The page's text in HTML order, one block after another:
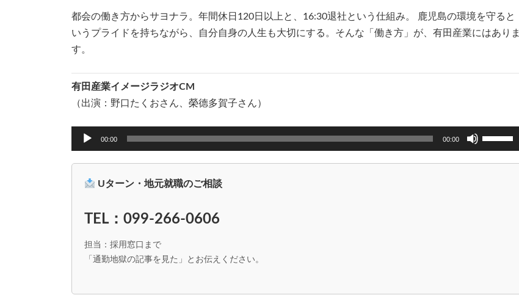
都会の働き方からサヨナラ。年間休日120日以上と、16:30退社という仕組み。 鹿児島の環境を守ると
いうプライドを持ちながら、自分自身の人生も大切にする。そんな「働き方」が、有田産業にはありま
す。
有田産業イメージラジオCM
（出演：野口たくおさん、榮德多賀子さん）
00:00 00:00
リ
Uターン・地元就職のご相談
TEL：099-266-0606
担当：採用窓口まで
「通勤地獄の記事を見た」とお伝えください。